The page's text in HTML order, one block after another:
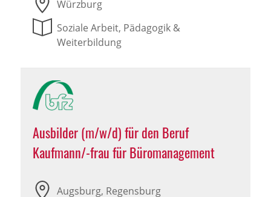
Würzburg
Soziale Arbeit, Pädagogik &
Weiterbildung
Ausbilder (m/w/d) für den Beruf
Kaufmann/-frau für Büromanagement
Augsburg, Regensburg